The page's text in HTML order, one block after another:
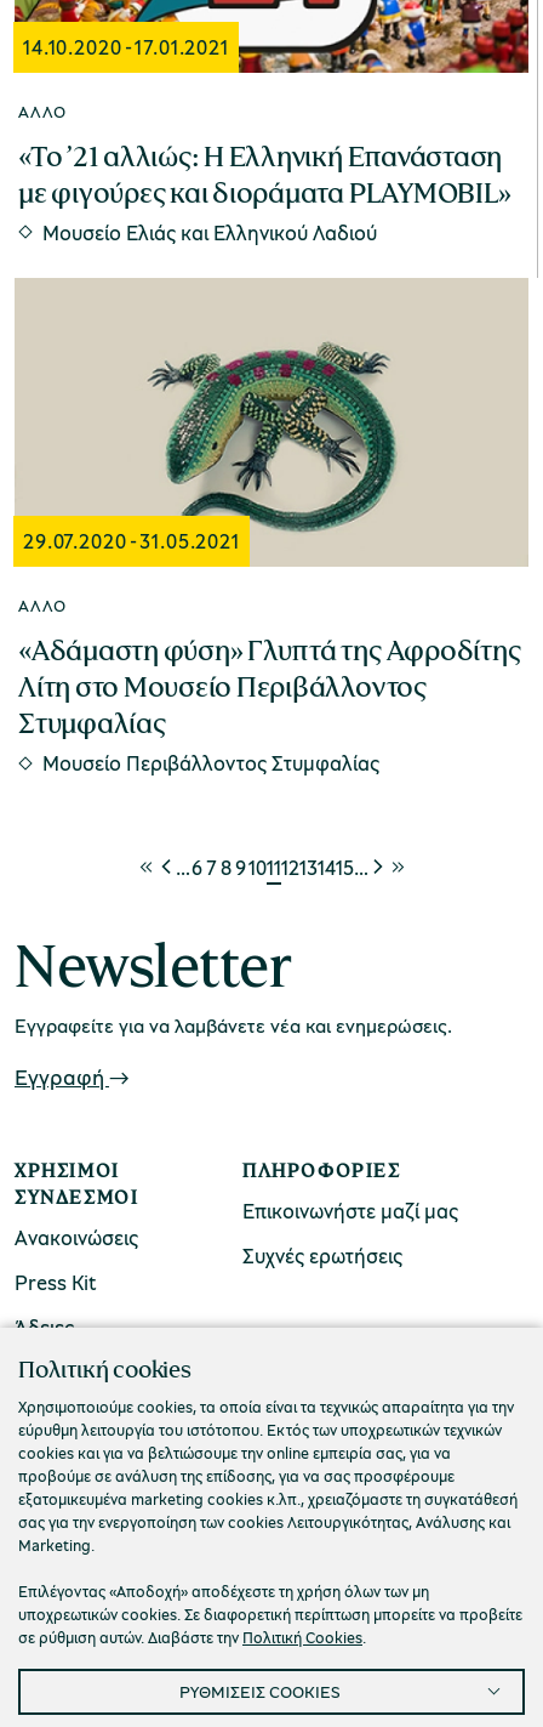
14.10.2020-17.01.2021
ΆΛΛΟ
«Το ’21 αλλιώς: Η Ελληνική Επανάσταση
με φιγούρες και διοράματα PLAYMOBIL»
Μουσείο Ελιάς και Ελληνικού Λαδιού
29.07.2020-31.05.2021
ΆΛΛΟ
«Αδάμαστη φύση» Γλυπτά της Αφροδίτης
Λίτη στο Μουσείο Περιβάλλοντος
Στυμφαλίας
Μουσείο Περιβάλλοντος Στυμφαλίας
…6789101112131415…
Newsletter
Εγγραφείτε για να λαμβάνετε νέα και ενημερώσεις.
Εγγραφή
ΧΡΉΣΙΜΟΙ
ΣΎΝΔΕΣΜΟΙ
Ανακοινώσεις
Press Kit
Άδειες
ΠΛΗΡΟΦΟΡΊΕΣ
Επικοινωνήστε μαζί μας
Συχνές ερωτήσεις
ΠΟΛΙΤΙΣΤΙΚΟ ΙΔΡΥΜΑ ΟΜΙΛΟΥ ΠΕΙΡΑΙΩΣ
Τ. 210 3256922
Ε. info@piop.gr
ΣΥΝΔΕΘΕΙΤΕ ΜΑΖΙ ΜΑΣ
Πολιτική απορρήτου Όροι χρήσης Cookies
Πολιτική cookies
Χρησιμοποιούμε cookies, τα οποία είναι τα τεχνικώς απαραίτητα για την
εύρυθμη λειτουργία του ιστότοπου. Εκτός των υποχρεωτικών τεχνικών
cookies και για να βελτιώσουμε την online εμπειρία σας, για να
προβούμε σε ανάλυση της επίδοσης, για να σας προσφέρουμε
εξατομικευμένα marketing cookies κ.λπ., χρειαζόμαστε τη συγκατάθεσή
σας για την ενεργοποίηση των cookies Λειτουργικότητας, Ανάλυσης και
Marketing.
Επιλέγοντας «Αποδοχή» αποδέχεστε τη χρήση όλων των μη
υποχρεωτικών cookies. Σε διαφορετική περίπτωση μπορείτε να προβείτε
σε ρύθμιση αυτών. Διαβάστε την Πολιτική Cookies.
ΡΥΘΜΙΣΕΙΣ COOKIES